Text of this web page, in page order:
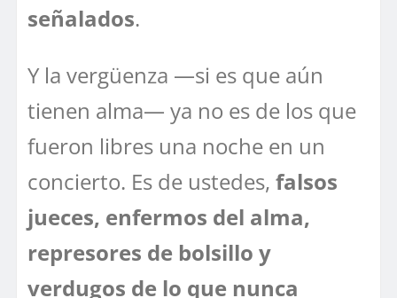
señalados.
Y la vergüenza —si es que aún
tienen alma— ya no es de los que
fueron libres una noche en un
concierto. Es de ustedes, falsos
jueces, enfermos del alma,
represores de bolsillo y
verdugos de lo que nunca